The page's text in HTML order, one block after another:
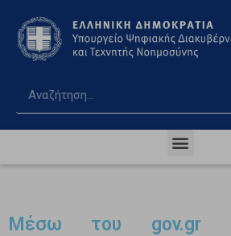
Μέσω του gov.gr